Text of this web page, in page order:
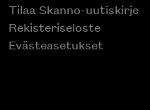
Tilaa Skanno-uutiskirje
Rekisteriseloste
Evästeasetukset